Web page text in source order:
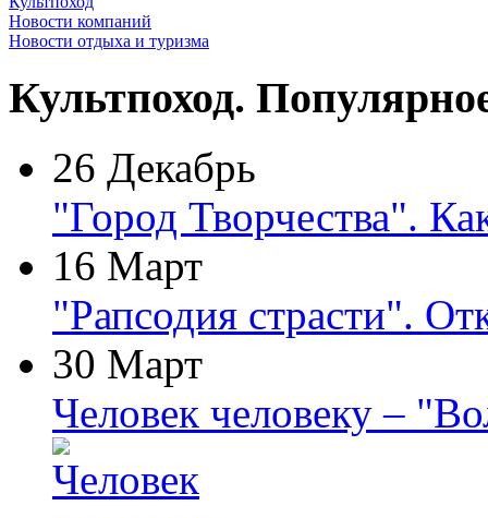
Новости компаний
Новости отдыха и туризма
Культпоход.
26 Декабрь
"Город Творчества".
16 Март
"Рапсодия страсти".
30 Март
Человек человеку –